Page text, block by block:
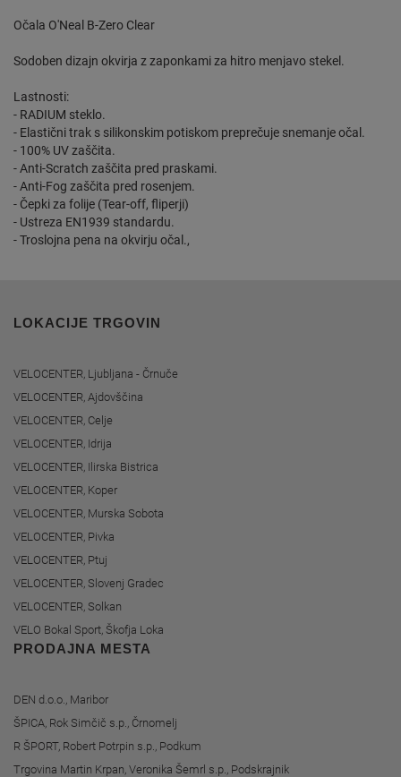
Očala O'Neal B-Zero Clear
Sodoben dizajn okvirja z zaponkami za hitro menjavo stekel.
Lastnosti:
- RADIUM steklo.
- Elastični trak s silikonskim potiskom preprečuje snemanje očal.
- 100% UV zaščita.
- Anti-Scratch zaščita pred praskami.
- Anti-Fog zaščita pred rosenjem.
- Čepki za folije (Tear-off, fliperji)
- Ustreza EN1939 standardu.
- Troslojna pena na okvirju očal.,
LOKACIJE TRGOVIN
VELOCENTER, Ljubljana - Črnuče
VELOCENTER, Ajdovščina
VELOCENTER, Celje
VELOCENTER, Idrija
VELOCENTER, Ilirska Bistrica
VELOCENTER, Koper
VELOCENTER, Murska Sobota
VELOCENTER, Pivka
VELOCENTER, Ptuj
VELOCENTER, Slovenj Gradec
VELOCENTER, Solkan
VELO Bokal Sport, Škofja Loka
PRODAJNA MESTA
DEN d.o.o., Maribor
ŠPICA, Rok Simčič s.p., Črnomelj
R ŠPORT, Robert Potrpin s.p., Podkum
Trgovina Martin Krpan, Veronika Šemrl s.p., Podskrajnik